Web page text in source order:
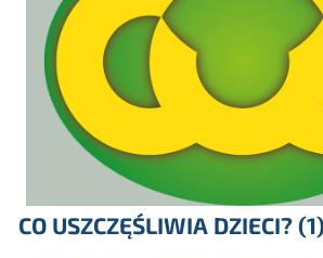
CO USZCZĘŚLIWIA DZIECI?